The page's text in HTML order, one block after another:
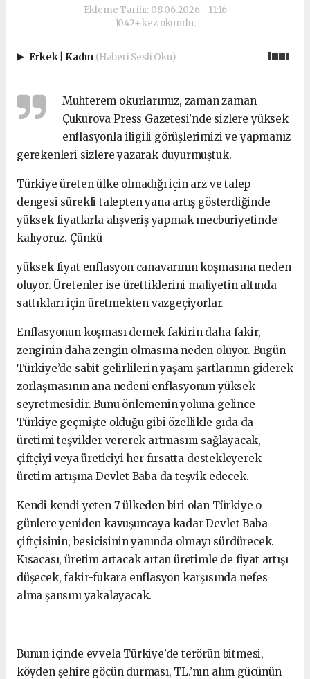
Ekleme Tarihi: 08.06.2026 - 11:16
1042+ kez okundu.
Erkek Kadın (Haberi Sesli Oku)
Muhterem okurlarımız, zaman zaman
Çukurova Press Gazetesi’nde sizlere yüksek
enflasyonla iligili görüşlerimizi ve yapmanız
gerekenleri sizlere yazarak duyurmuştuk.
Türkiye üreten ülke olmadığı için arz ve talep
dengesi sürekli talepten yana artış gösterdiğinde
yüksek fiyatlarla alışveriş yapmak mecburiyetinde
kalıyoruz. Çünkü
yüksek fiyat enflasyon canavarının koşmasına neden
oluyor. Üretenler ise ürettiklerini maliyetin altında
sattıkları için üretmekten vazgeçiyorlar.
Enflasyonun koşması demek fakirin daha fakir,
zenginin daha zengin olmasına neden oluyor. Bugün
Türkiye’de sabit gelirlilerin yaşam şartlarının giderek
zorlaşmasının ana nedeni enflasyonun yüksek
seyretmesidir. Bunu önlemenin yoluna gelince
Türkiye geçmişte olduğu gibi özellikle gıda da
üretimi teşvikler vererek artmasını sağlayacak,
çiftçiyi veya üreticiyi her fırsatta destekleyerek
üretim artışına Devlet Baba da teşvik edecek.
Kendi kendi yeten 7 ülkeden biri olan Türkiye o
günlere yeniden kavuşuncaya kadar Devlet Baba
çiftçisinin, besicisinin yanında olmayı sürdürecek.
Kısacası, üretim artacak artan üretimle de fiyat artışı
düşecek, fakir-fukara enflasyon karşısında nefes
alma şansını yakalayacak.
Bunun içinde evvela Türkiye’de terörün bitmesi,
köyden şehire göçün durması, TL.’nın alım gücünün